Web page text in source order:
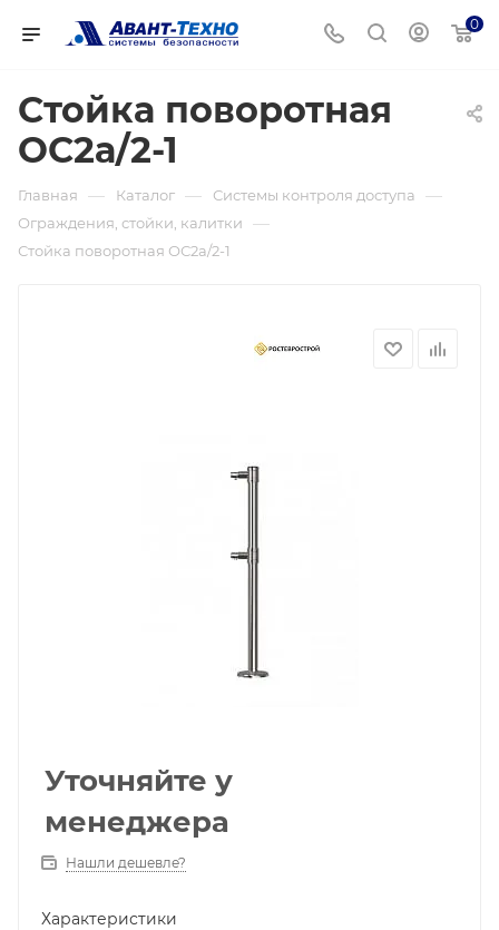
0
Стойка поворотная
ОС2а/2-1
Главная — Каталог — Системы контроля доступа —
Ограждения, стойки, калитки —
Стойка поворотная ОС2а/2-1
Уточняйте у
менеджера
Нашли дешевле?
Характеристики